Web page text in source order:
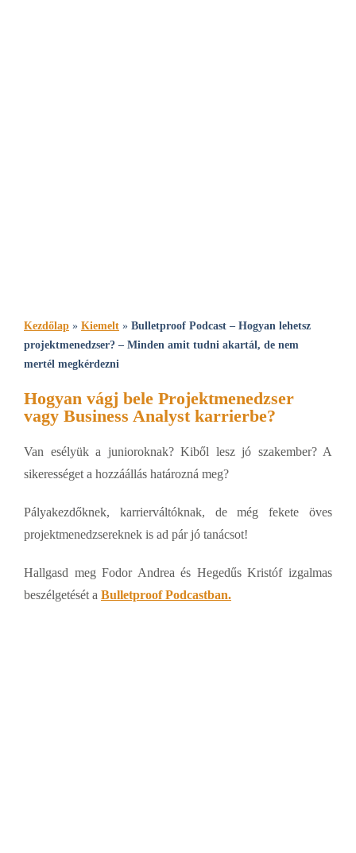
Kezdőlap » Kiemelt » Bulletproof Podcast – Hogyan lehetsz
projektmenedzser? – Minden amit tudni akartál, de nem
mertél megkérdezni
Hogyan vágj bele Projektmenedzser
vagy Business Analyst karrierbe?
Van esélyük a junioroknak? Kiből lesz jó szakember? A
sikerességet a hozzáállás határozná meg?
Pályakezdőknek, karrierváltóknak, de még fekete öves
projektmenedzsereknek is ad pár jó tanácsot!
Hallgasd meg Fodor Andrea és Hegedűs Kristóf izgalmas
beszélgetését a Bulletproof Podcastban.